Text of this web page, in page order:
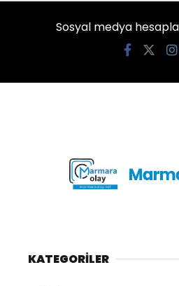
Sosyal medya
KATEGORİLER